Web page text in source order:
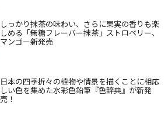
しっかり抹茶の味わい、さらに果実の香りも楽
しめる「無糖フレーバー抹茶」ストロベリー、
マンゴー新発売
日本の四季折々の植物や情景を描くことに相応
しい色を集めた水彩色鉛筆『色辞典』が新発
売！